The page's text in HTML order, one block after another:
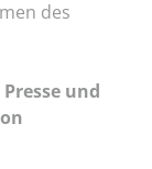
des
und